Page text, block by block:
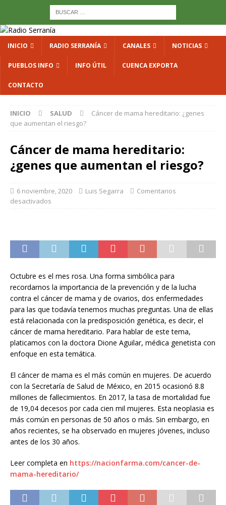
INICIO RADIO SERRANÍA CANALES NOTICIAS
PUEBLOS INFO INFO ÚTIL CUENCA EXPORTA
CONTACTO
INICIO SALUD
Cáncer de mama hereditario: ¿genes
que aumentan el riesgo?
Cáncer de mama hereditario:
¿genes que aumentan el riesgo?
6 noviembre, 2020 Luis Segarra
Comentarios
desactivados
Octubre es el mes rosa. Una forma simbólica para
recordarnos la importancia de la prevención y de la lucha
contra el cáncer de mama y de ovarios, dos enfermedades
para las que todavía tenemos muchas preguntas. Una de ellas
está relacionada con la predisposición genética, es decir, el
cáncer de mama hereditario. Para hablar de este tema,
platicamos con la doctora Dione Aguilar, médica genetista con
enfoque en esta temática.
El cáncer de mama es el más común en mujeres. De acuerdo
con la Secretaría de Salud de México, en 2015 ocasionó 8.8
millones de fallecimientos. En 2017, la tasa de mortalidad fue
de 19,04 decesos por cada cien mil mujeres. Esta neoplasia es
más común en personas de 50 años o más. Sin embargo, en
años recientes, se ha observado en mujeres jóvenes, incluso
antes de los 30 años.
Leer completa en https://nacionfarma.com/cancer-de-
mama-hereditario/